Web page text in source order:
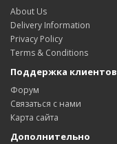
About Us
Delivery Information
Privacy Policy
Terms & Conditions
Поддержка клиентов
Форум
Связаться с нами
Карта сайта
Дополнительно